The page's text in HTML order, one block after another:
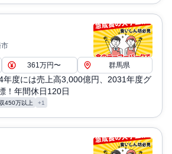
市
361万円〜 群馬県
度には売上高3,000億円、2031年度グ
！年間休日120日
450万以上 +1